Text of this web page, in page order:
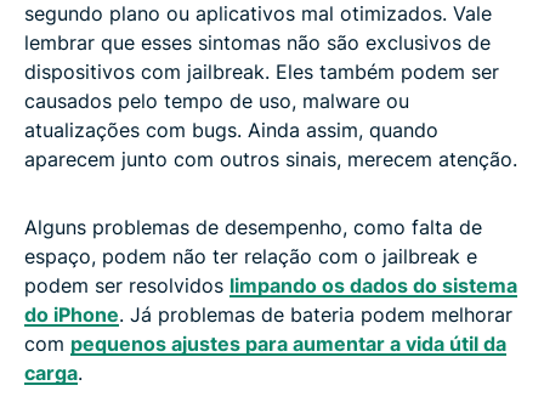
segundo plano ou aplicativos mal otimizados. Vale
lembrar que esses sintomas não são exclusivos de
dispositivos com jailbreak. Eles também podem ser
causados pelo tempo de uso, malware ou
atualizações com bugs. Ainda assim, quando
aparecem junto com outros sinais, merecem atenção.
Alguns problemas de desempenho, como falta de
espaço, podem não ter relação com o jailbreak e
podem ser resolvidos limpando os dados do sistema
do iPhone. Já problemas de bateria podem melhorar
com pequenos ajustes para aumentar a vida útil da
carga.